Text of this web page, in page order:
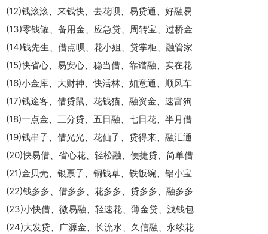
(12)钱滚滚、来钱快、去花呗、易贷通、好融易
(13)零钱罐、备用金、应急贷、周转宝、过桥金
(14)钱先生、借点呗、花小姐、贷掌柜、融管家
(15)快省心、易安心、稳当借、靠谱融、实在花
(16)小金库、大财神、快活林、如意通、顺风车
(17)钱途客、借贷鼠、花钱猫、融资金、速富狗
(18)一点金、三分贷、五日融、七日花、半月借
(19)钱串子、借光光、花仙子、贷得来、融汇通
(20)快易借、省心花、轻松融、便捷贷、简单借
(21)金贝壳、银票子、铜钱草、铁饭碗、铝小宝
(22)钱多多、借多多、花多多、贷多多、融多多
(23)小快借、微易融、轻速花、薄金贷、浅钱包
(24)大发贷、广源金、长流水、久信融、永续花